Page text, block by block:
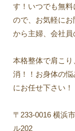
す！いつでも無
ので、お気軽に
から主婦、会社
本格整体で肩こ
消！！お身体の悩
にお任せ下さい！
〒233-0016 横浜
ル202